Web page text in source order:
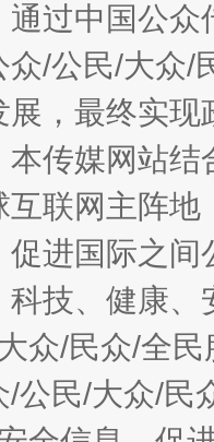
过中国公
众/公民/大众
展，最终实
本传媒网站
联网主阵
促进国际之
技、健康
众/民众/全
/公民/大众/民